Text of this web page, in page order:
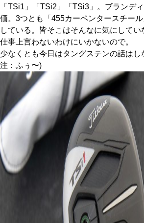
「TSi1」「TSi2」「TSi3」。ブランデ
価。3つとも「455カーペンタースチー
している。皆そこはそんなに気にして
仕事上言わないわけにいかないので。
少なくとも今日はタングステンの話はし
注：ふぅ〜)